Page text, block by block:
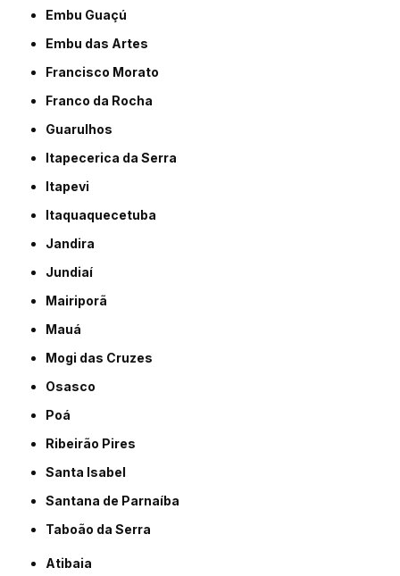
Embu Guaçú
Embu das Artes
Francisco Morato
Franco da Rocha
Guarulhos
Itapecerica da Serra
Itapevi
Itaquaquecetuba
Jandira
Jundiaí
Mairiporã
Mauá
Mogi das Cruzes
Osasco
Poá
Ribeirão Pires
Santa Isabel
Santana de Parnaíba
Taboão da Serra
Atibaia